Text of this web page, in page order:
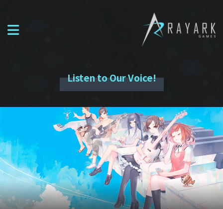
Listen to Our Voice!